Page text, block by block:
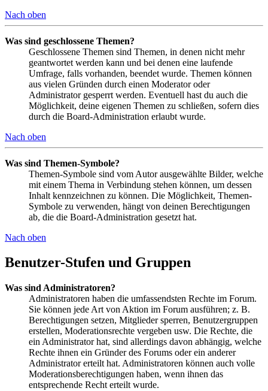
Nach oben
Was sind geschlossene Themen?
Geschlossene Themen sind Themen, in denen nicht mehr
geantwortet werden kann und bei denen eine laufende
Umfrage, falls vorhanden, beendet wurde. Themen können
aus vielen Gründen durch einen Moderator oder
Administrator gesperrt werden. Eventuell hast du auch die
Möglichkeit, deine eigenen Themen zu schließen, sofern dies
durch die Board-Administration erlaubt wurde.
Nach oben
Was sind Themen-Symbole?
Themen-Symbole sind vom Autor ausgewählte Bilder, welche
mit einem Thema in Verbindung stehen können, um dessen
Inhalt kennzeichnen zu können. Die Möglichkeit, Themen-
Symbole zu verwenden, hängt von deinen Berechtigungen
ab, die die Board-Administration gesetzt hat.
Nach oben
Benutzer-Stufen und Gruppen
Was sind Administratoren?
Administratoren haben die umfassendsten Rechte im Forum.
Sie können jede Art von Aktion im Forum ausführen; z. B.
Berechtigungen setzen, Mitglieder sperren, Benutzergruppen
erstellen, Moderationsrechte vergeben usw. Die Rechte, die
ein Administrator hat, sind allerdings davon abhängig, welche
Rechte ihnen ein Gründer des Forums oder ein anderer
Administrator erteilt hat. Administratoren können auch volle
Moderationsberechtigungen haben, wenn ihnen das
entsprechende Recht erteilt wurde.